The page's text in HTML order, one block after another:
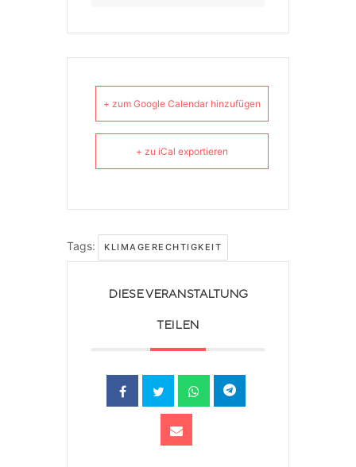
+ zum Google Calendar hinzufügen
+ zu iCal exportieren
Tags: KLIMAGERECHTIGKEIT
DIESE VERANSTALTUNG
TEILEN